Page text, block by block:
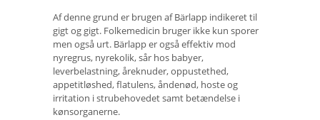
Af denne grund er brugen af ​​Bärlapp indikeret til
gigt og gigt. Folkemedicin bruger ikke kun sporer
men også urt. Bärlapp er også effektiv mod
nyregrus, nyrekolik, sår hos babyer,
leverbelastning, åreknuder, oppustethed,
appetitløshed, flatulens, åndenød, hoste og
irritation i strubehovedet samt betændelse i
kønsorganerne.